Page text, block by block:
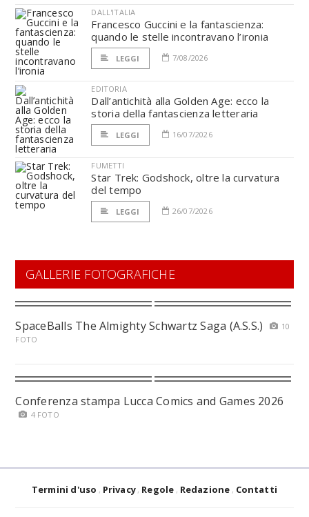
DALL'ITALIA
Francesco Guccini e la fantascienza:
quando le stelle incontravano l’ironia
LEGGI 7/08/2026
EDITORIA
Dall’antichità alla Golden Age: ecco la
storia della fantascienza letteraria
LEGGI 16/07/2026
FUMETTI
Star Trek: Godshock, oltre la curvatura
del tempo
LEGGI 26/07/2026
GALLERIE FOTOGRAFICHE
SpaceBalls The Almighty Schwartz Saga (A.S.S.)
10
FOTO
Conferenza stampa Lucca Comics and Games 2026
4 FOTO
Termini d'uso Privacy Regole Redazione Contatti